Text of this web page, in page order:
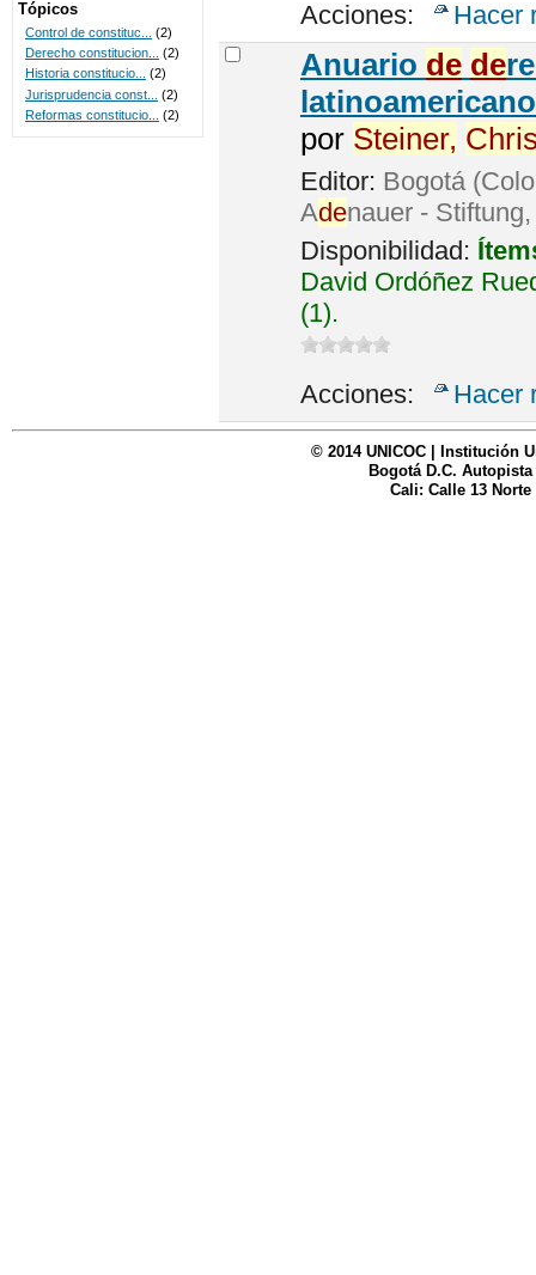
Acciones: Hacer
Anuario de de
por Steiner,
Editor: Bogotá
Adenauer -
Disponibilidad:
David Ordóñez
(1).
Acciones: Hacer
Tópicos
Control de constituc...
(2)
Derecho constitucion...
(2)
Historia constitucio... (2)
Jurisprudencia const...
(2)
Reformas constitucio...
(2)
© 2014 UNICOC | Institución
Bogotá D.C. Autopista
Cali: Calle 13 Norte